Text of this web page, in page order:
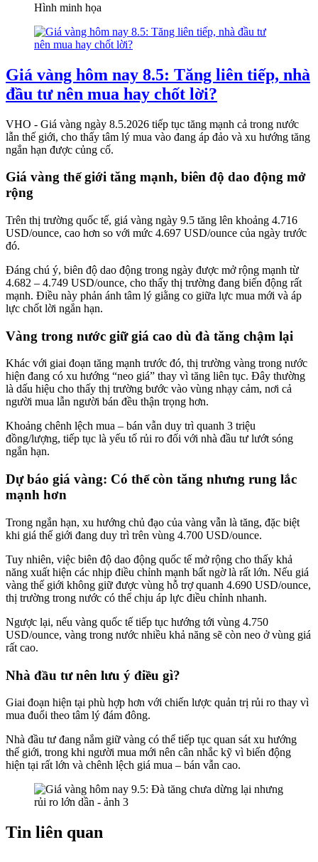
Hình minh họa
Giá vàng hôm nay 8.5: Tăng liên tiếp, nhà
đầu tư nên mua hay chốt lời?
VHO - Giá vàng ngày 8.5.2026 tiếp tục tăng mạnh cả trong nước
lẫn thế giới, cho thấy tâm lý mua vào đang áp đảo và xu hướng tăng
ngắn hạn được củng cố.
Giá vàng thế giới tăng mạnh, biên độ dao động mở
rộng
Trên thị trường quốc tế, giá vàng ngày 9.5 tăng lên khoảng 4.716
USD/ounce, cao hơn so với mức 4.697 USD/ounce của ngày trước
đó.
Đáng chú ý, biên độ dao động trong ngày được mở rộng mạnh từ
4.682 – 4.749 USD/ounce, cho thấy thị trường đang biến động rất
mạnh. Điều này phản ánh tâm lý giằng co giữa lực mua mới và áp
lực chốt lời ngắn hạn.
Vàng trong nước giữ giá cao dù đà tăng chậm lại
Khác với giai đoạn tăng mạnh trước đó, thị trường vàng trong nước
hiện đang có xu hướng “neo giá” thay vì tăng liên tục. Đây thường
là dấu hiệu cho thấy thị trường bước vào vùng nhạy cảm, nơi cả
người mua lẫn người bán đều thận trọng hơn.
Khoảng chênh lệch mua – bán vẫn duy trì quanh 3 triệu
đồng/lượng, tiếp tục là yếu tố rủi ro đối với nhà đầu tư lướt sóng
ngắn hạn.
Dự báo giá vàng: Có thể còn tăng nhưng rung lắc
mạnh hơn
Trong ngắn hạn, xu hướng chủ đạo của vàng vẫn là tăng, đặc biệt
khi giá thế giới đang duy trì trên vùng 4.700 USD/ounce.
Tuy nhiên, việc biên độ dao động quốc tế mở rộng cho thấy khả
năng xuất hiện các nhịp điều chỉnh mạnh bất ngờ là rất lớn. Nếu giá
vàng thế giới không giữ được vùng hỗ trợ quanh 4.690 USD/ounce,
thị trường trong nước có thể chịu áp lực điều chỉnh nhanh.
Ngược lại, nếu vàng quốc tế tiếp tục hướng tới vùng 4.750
USD/ounce, vàng trong nước nhiều khả năng sẽ còn neo ở vùng giá
rất cao.
Nhà đầu tư nên lưu ý điều gì?
Giai đoạn hiện tại phù hợp hơn với chiến lược quản trị rủi ro thay vì
mua đuổi theo tâm lý đám đông.
Nhà đầu tư đang nắm giữ vàng có thể tiếp tục quan sát xu hướng
thế giới, trong khi người mua mới nên cân nhắc kỹ vì biến động
hiện tại rất lớn và chênh lệch giá mua – bán vẫn cao.
Tin liên quan